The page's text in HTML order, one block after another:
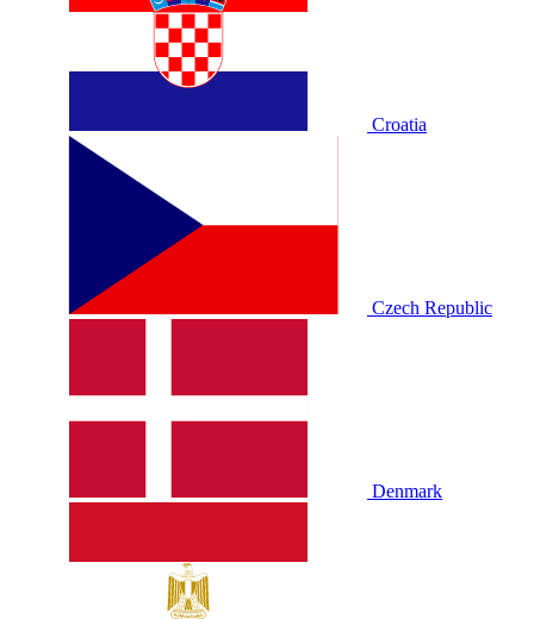
Croatia
Czech Republic
Denmark